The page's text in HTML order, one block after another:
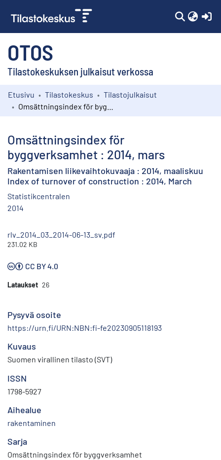
OTOS
Tilastokeskuksen julkaisut verkossa
Kokoelmat
Etusivu Tilastokeskus
Tilastojulkaisut
Omsättningsindex för
byggverksamhet : 2014, mars
Rakentamisen liikevaihtokuvaaja : 2014, maaliskuu
Index of turnover of construction : 2014, March
Statistikcentralen
2014
rlv_2014_03_2014-06-13_sv.pdf
231.02 KB
CC BY 4.0
Lataukset 26
Pysyvä osoite
https://urn.fi/URN:NBN:fi-fe20230905118193
Kuvaus
Suomen virallinen tilasto (SVT)
ISSN
1798-5927
Aihealue
rakentaminen
Sarja
Omsättningsindex för byggverksamhet